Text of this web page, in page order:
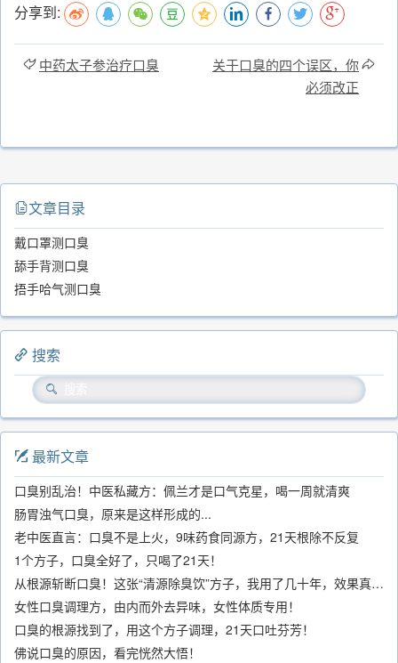
分享到:
中药太子参治疗口臭
关于口臭的四个误区，你
必须改正
文章目录
戴口罩测口臭
舔手背测口臭
捂手哈气测口臭
搜索
最新文章
口臭别乱治！中医私藏方：佩兰才是口气克星，喝一周就清爽
肠胃浊气口臭，原来是这样形成的...
老中医直言：口臭不是上火，9味药食同源方，21天根除不反复
1个方子，口臭全好了，只喝了21天！
从根源斩断口臭！这张“清源除臭饮”方子，我用了几十年，效果真不错
女性口臭调理方，由内而外去异味，女性体质专用！
口臭的根源找到了，用这个方子调理，21天口吐芬芳！
佛说口臭的原因，看完恍然大悟！